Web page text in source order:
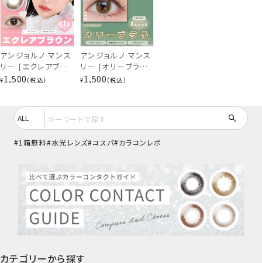
ぴゅあベージュ
アンジョルノ マンス
リー [エクレアブラ
ウン] 1ヶ月 [2枚入]
¥1,500 税込
アンジョルノ マンス
リー [オリーブラテ]
1ヶ月 [2枚入] en
¥1,500 税込
1箱無料 水光レンズ コスパ カラコンレポ
カテゴリーから探す